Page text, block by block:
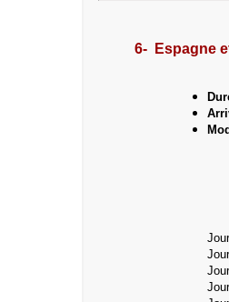
6- Espagne